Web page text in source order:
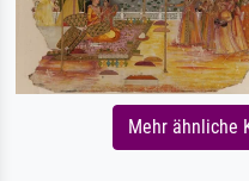
Mehr ähnliche